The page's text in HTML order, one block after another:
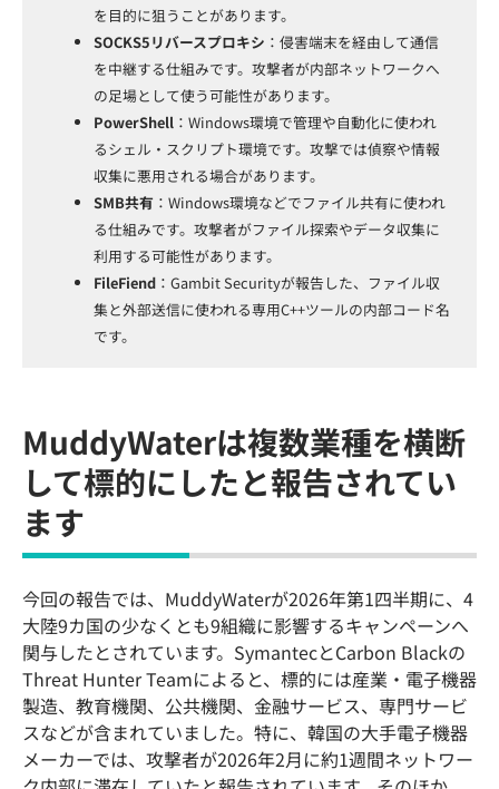
を目的に狙うことがあります。
SOCKS5リバースプロキシ ：侵害端末を経由して通信
を中継する仕組みです。攻撃者が内部ネットワークへ
の足場として使う可能性があります。
PowerShell ：Windows環境で管理や自動化に使われ
るシェル・スクリプト環境です。攻撃では偵察や情報
収集に悪用される場合があります。
SMB共有 ：Windows環境などでファイル共有に使われ
る仕組みです。攻撃者がファイル探索やデータ収集に
利用する可能性があります。
FileFiend ：Gambit Securityが報告した、ファイル収
集と外部送信に使われる専用C++ツールの内部コード名
です。
MuddyWaterは複数業種を横断
して標的にしたと報告されてい
ます
今回の報告では、MuddyWaterが2026年第1四半期に、4
大陸9カ国の少なくとも9組織に影響するキャンペーンへ
関与したとされています。SymantecとCarbon Blackの
Threat Hunter Teamによると、標的には産業・電子機器
製造、教育機関、公共機関、金融サービス、専門サービ
スなどが含まれていました。特に、韓国の大手電子機器
メーカーでは、攻撃者が2026年2月に約1週間ネットワー